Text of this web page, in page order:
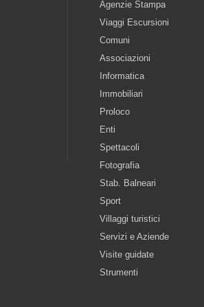
Agenzie Stampa
Viaggi Escursioni
Comuni
Associazioni
Informatica
Immobiliari
Proloco
Enti
Spettacoli
Fotografia
Stab. Balneari
Sport
Villaggi turistici
Servizi e Aziende
Visite guidate
Strumenti